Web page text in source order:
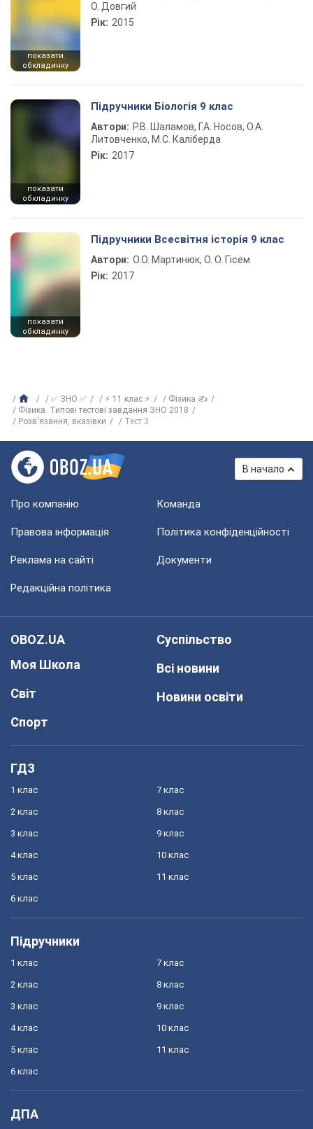
показати
обкладинку
О. Довгий
Рік: 2015
показати
обкладинку
Підручники Біологія 9 клас
Автори: Р.В. Шаламов, Г.А. Носов, О.А.
Литовченко, М.С. Каліберда
Рік: 2017
показати
обкладинку
Підручники Всесвітня історія 9 клас
Автори: О.О. Мартинюк, О. О. Гісем
Рік: 2017
✅ ЗНО ✅ ⚡ 11 клас ⚡
Фізика ✍
Фізика. Типові тестові завдання ЗНО 2018
Розв'язання, вказівки
Тест 3
В начало
Про компанію Команда
Правова інформація Політика конфіденційності
Реклама на сайті Документи
Редакційна політика
OBOZ.UA
Моя Школа
Світ
Спорт
Суспільство
Всі новини
Новини освіти
ГДЗ
1 клас
2 клас
3 клас
4 клас
5 клас
6 клас
7 клас
8 клас
9 клас
10 клас
11 клас
Підручники
1 клас
2 клас
3 клас
4 клас
5 клас
6 клас
7 клас
8 клас
9 клас
10 клас
11 клас
ДПА